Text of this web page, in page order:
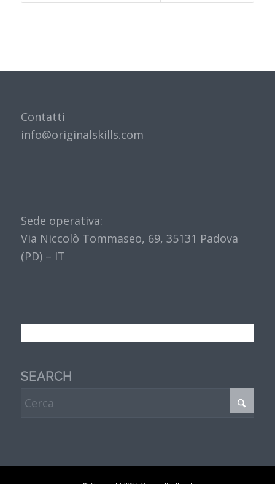
Contatti
info@originalskills.com
Sede operativa:
Via Niccolò Tommaseo, 69, 35131 Padova
(PD) – IT
SEARCH